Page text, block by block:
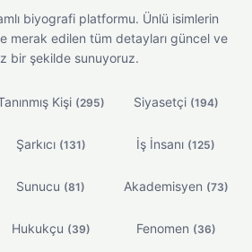
biyografi platformu. Ünlü isimlerin
merak edilen tüm detayları güncel ve
bir şekilde sunuyoruz.
Kişi (295) Siyasetçi (194)
Şarkıcı (131) İş İnsanı (125)
Sunucu (81) Akademisyen (73)
Hukukçu (39) Fenomen (36)